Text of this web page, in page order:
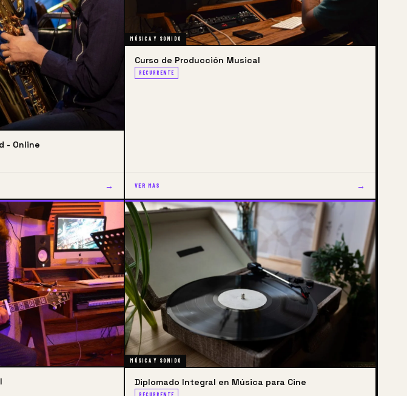
- Online
→
MÚSICA Y SONIDO
Curso de Producción Musical
RECURRENTE
VER MÁS →
MÚSICA Y SONIDO
Diplomado Integral en Música para Cine
RECURRENTE